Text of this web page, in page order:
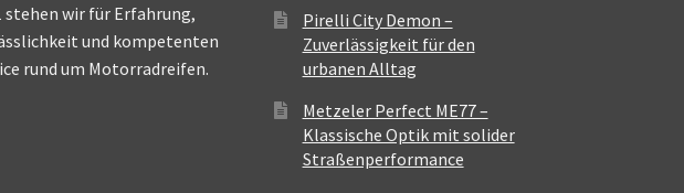
stehen wir für Erfahrung,
und kompetenten
rund um Motorradreifen.
Pirelli City Demon –
Zuverlässigkeit für den
urbanen Alltag
Metzeler Perfect ME77 –
Klassische Optik mit solider
Straßenperformance